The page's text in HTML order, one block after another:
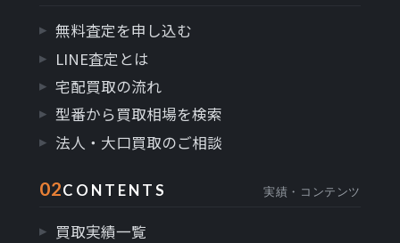
無料査定を申し込む
LINE査定とは
宅配買取の流れ
型番から買取相場を検索
法人・大口買取のご相談
02CONTENTS 実績・コンテンツ
買取実績一覧